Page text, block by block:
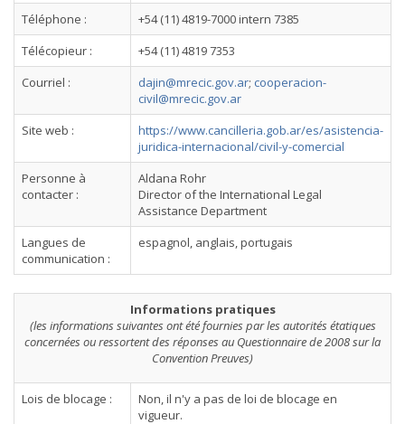
Téléphone :
+54 (11) 4819-7000 intern 7385
Télécopieur :
+54 (11) 4819 7353
Courriel :
dajin@mrecic.gov.ar; cooperacion-
civil@mrecic.gov.ar
Site web :
https://www.cancilleria.gob.ar/es/asistencia-
juridica-internacional/civil-y-comercial
Personne à
contacter :
Aldana Rohr
Director of the International Legal
Assistance Department
Langues de
communication :
espagnol, anglais, portugais
Informations pratiques
(les informations suivantes ont été fournies par les autorités étatiques
concernées ou ressortent des réponses au Questionnaire de 2008 sur la
Convention Preuves)
Lois de blocage :
Non, il n'y a pas de loi de blocage en
vigueur.